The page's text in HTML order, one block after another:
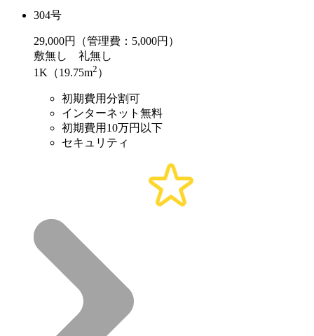
304号
29,000円（管理費：5,000円）
敷無し 礼無し
1K（19.75m2 ）
初期費用分割可
インターネット無料
初期費用10万円以下
セキュリティ